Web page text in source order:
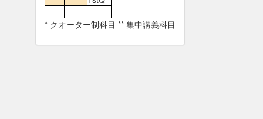
* クオーター制科目 ** 集中講義科目